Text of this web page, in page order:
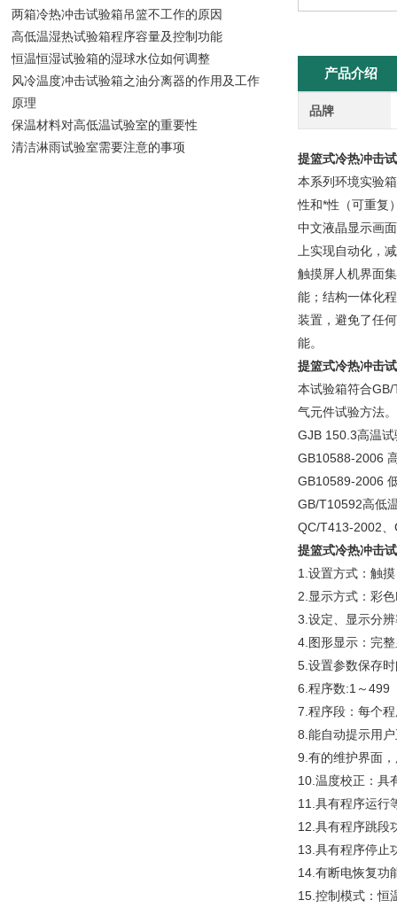
产品介绍
品牌
提篮式冷热冲击
本系列环境实验
性和*性（可重复
中文液晶显示画
上实现自动化，
触摸屏人机界面
能；结构一体化
装置，避免了任
能。
提篮式冷热冲击
本试验箱符合
气元件试验方法。
GJB 150.3高温
GB10588-2006
GB10589-2006
GB/T10592高低
QC/T413-2002
提篮式冷热冲击
1.设置方式：触
2.显示方式：彩
3.设定、显示分
4.图形显示：完
5.设置参数保存
6.程序数:1～499
7.程序段：每个
8.能自动提示用
9.有的维护界面
10.温度校正：具
11.具有程序运行
12.具有程序跳段
13.具有程序停止
14.有断电恢复功
15.控制模式：恒
两箱冷热冲击试验箱吊篮不工作的原因
高低温湿热试验箱程序容量及控制功能
恒温恒湿试验箱的湿球水位如何调整
风冷温度冲击试验箱之油分离器的作用及工作
原理
保温材料对高低温试验室的重要性
清洁淋雨试验室需要注意的事项